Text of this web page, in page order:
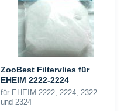
ZooBest Filtervlies für
EHEIM 2222-2224
für EHEIM 2222, 2224, 2322
und 2324